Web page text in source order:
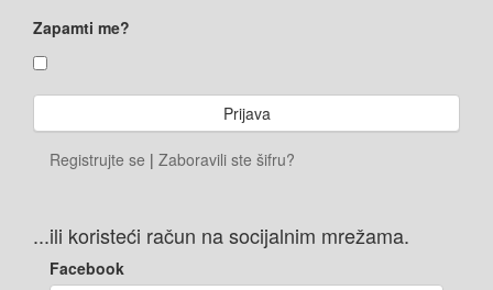
Zapamti me?
Registrujte se | Zaboravili ste šifru?
...ili koristeći račun na socijalnim mrežama.
Facebook